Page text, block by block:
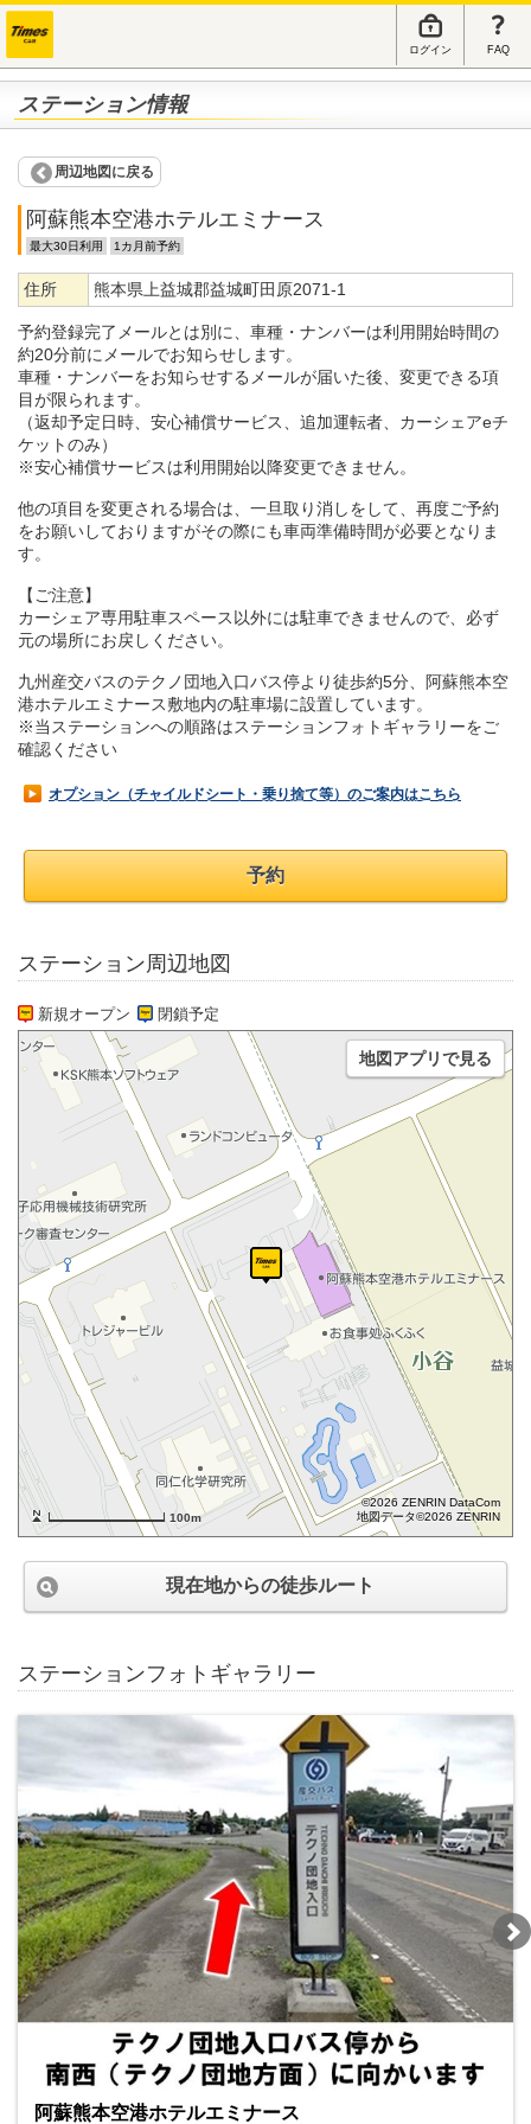
ログイン FAQ
ステーション情報
周辺地図に戻る
阿蘇熊本空港ホテルエミナース
最大30日利用 1カ月前予約
住所 熊本県上益城郡益城町田原2071-1
予約登録完了メールとは別に、車種・ナンバーは利用開始時間の
約20分前にメールでお知らせします。
車種・ナンバーをお知らせするメールが届いた後、変更できる項
目が限られます。
（返却予定日時、安心補償サービス、追加運転者、カーシェアeチ
ケットのみ）
※安心補償サービスは利用開始以降変更できません。
他の項目を変更される場合は、一旦取り消しをして、再度ご予約
をお願いしておりますがその際にも車両準備時間が必要となりま
す。
【ご注意】
カーシェア専用駐車スペース以外には駐車できませんので、必ず
元の場所にお戻しください。
九州産交バスのテクノ団地入口バス停より徒歩約5分、阿蘇熊本空
港ホテルエミナース敷地内の駐車場に設置しています。
※当ステーションへの順路はステーションフォトギャラリーをご
確認ください
オプション（チャイルドシート・乗り捨て等）のご案内はこちら
予約
ステーション周辺地図
新規オープン 閉鎖予定
100m
©2026 ZENRIN DataCom
地図データ©2026 ZENRIN
地図アプリで見る
現在地からの徒歩ルート
ステーションフォトギャラリー
阿蘇熊本空港ホテルエミナース